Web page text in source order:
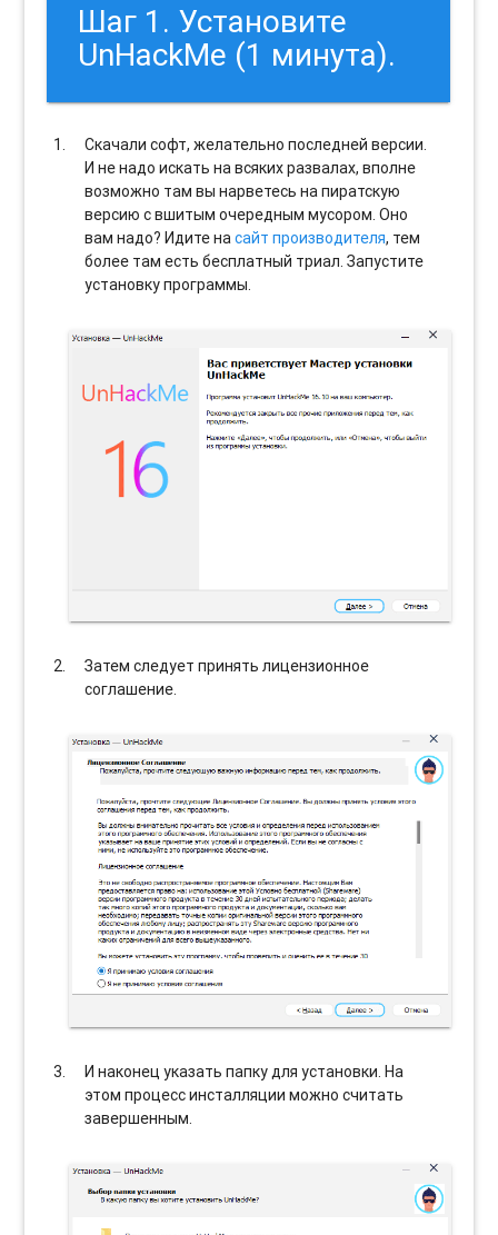
Шаг 1. Установите
UnHackMe (1 минута).
Скачали софт, желательно последней версии.
И не надо искать на всяких развалах, вполне
возможно там вы нарветесь на пиратскую
версию с вшитым очередным мусором. Оно
вам надо? Идите насайт производителя, тем
более там есть бесплатный триал. Запустите
установку программы.
Затем следует принять лицензионное
соглашение.
И наконец указать папку для установки. На
этом процесс инсталляции можно считать
завершенным.